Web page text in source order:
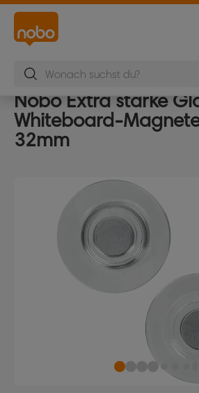
Nobo Extra starke
Whiteboard-
32mm